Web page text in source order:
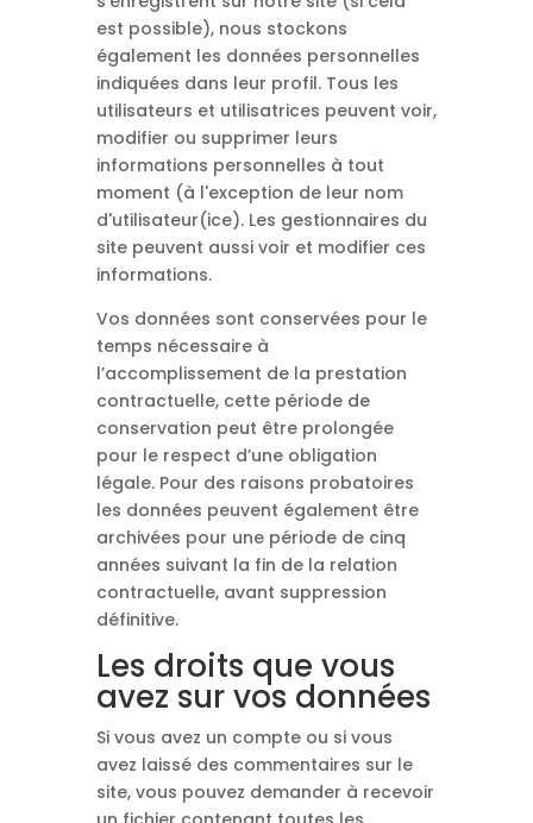
est possible), nous stockons
également les données personnelles
indiquées dans leur profil. Tous les
utilisateurs et utilisatrices peuvent voir,
modifier ou supprimer leurs
informations personnelles à tout
moment (à l'exception de leur nom
d'utilisateur(ice). Les gestionnaires du
site peuvent aussi voir et modifier ces
informations.
Vos données sont conservées pour le
temps nécessaire à
l’accomplissement de la prestation
contractuelle, cette période de
conservation peut être prolongée
pour le respect d’une obligation
légale. Pour des raisons probatoires
les données peuvent également être
archivées pour une période de cinq
années suivant la fin de la relation
contractuelle, avant suppression
définitive.
Les droits que vous
avez sur vos données
Si vous avez un compte ou si vous
avez laissé des commentaires sur le
site, vous pouvez demander à recevoir